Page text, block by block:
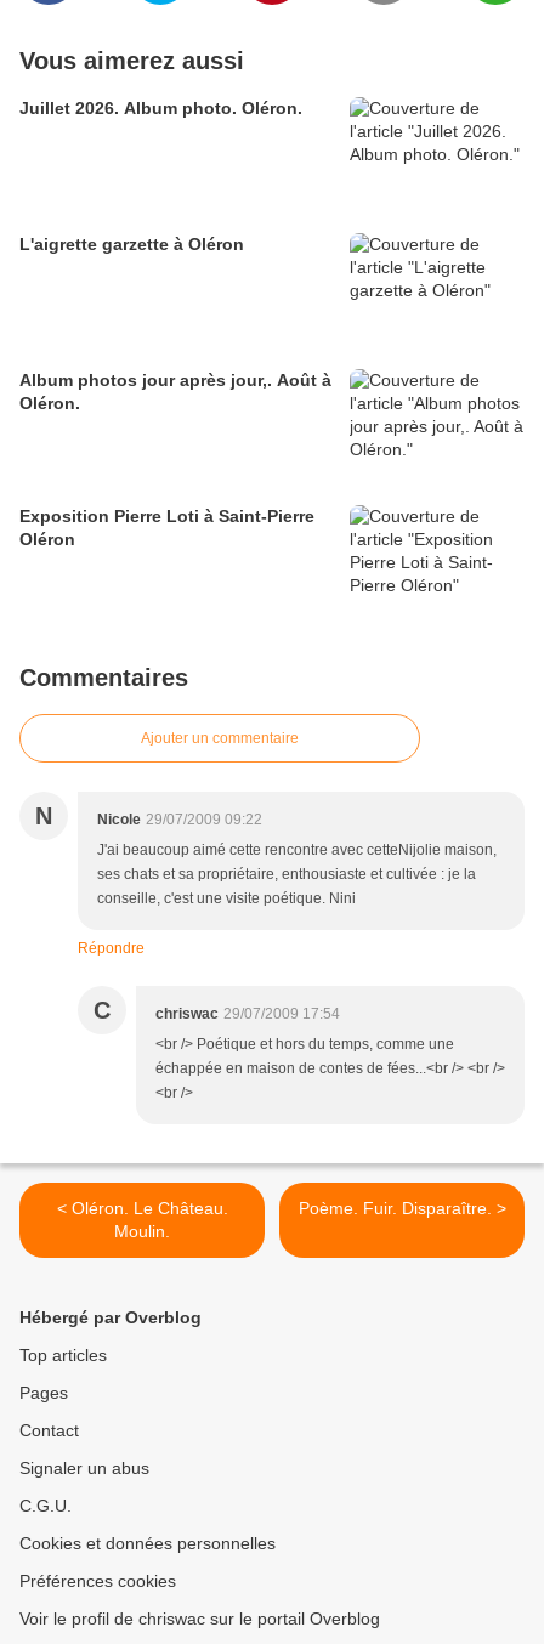
Vous aimerez aussi
Juillet 2026. Album photo. Oléron.
L'aigrette garzette à Oléron
Album photos jour après jour,. Août à
Oléron.
Exposition Pierre Loti à Saint-Pierre
Oléron
Commentaires
Ajouter un commentaire
N Nicole 29/07/2009 09:22
J'ai beaucoup aimé cette rencontre avec cetteNijolie maison,
ses chats et sa propriétaire, enthousiaste et cultivée : je la
conseille, c'est une visite poétique. Nini
Répondre
C chriswac 29/07/2009 17:54
<br /> Poétique et hors du temps, comme une
échappée en maison de contes de fées...<br /> <br />
<br />
< Oléron. Le Château.
Moulin.
Poème. Fuir. Disparaître. >
Hébergé par Overblog
Top articles
Pages
Contact
Signaler un abus
C.G.U.
Cookies et données personnelles
Préférences cookies
Voir le profil de chriswac sur le portail Overblog